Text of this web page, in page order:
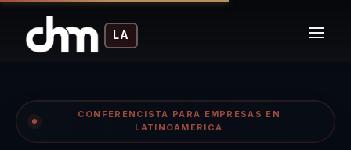
LA
CONFERENCISTA PARA EMPRESAS EN
LATINOAMÉRICA